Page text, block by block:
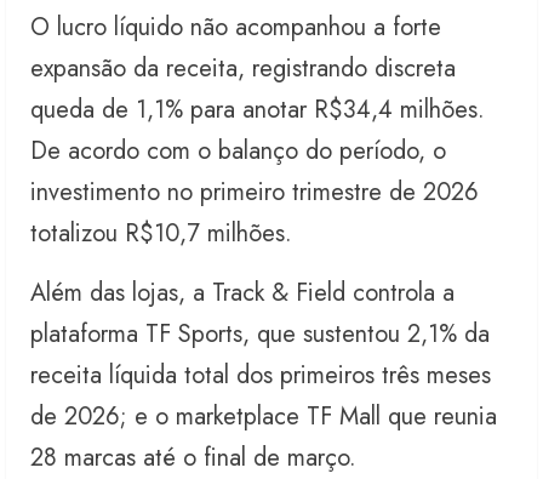
O lucro líquido não acompanhou a forte
expansão da receita, registrando discreta
queda de 1,1% para anotar R$34,4 milhões.
De acordo com o balanço do período, o
investimento no primeiro trimestre de 2026
totalizou R$10,7 milhões.
Além das lojas, a Track & Field controla a
plataforma TF Sports, que sustentou 2,1% da
receita líquida total dos primeiros três meses
de 2026; e o marketplace TF Mall que reunia
28 marcas até o final de março.